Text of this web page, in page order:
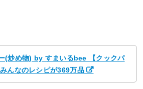
(炒め物) by すまいるbee 【クックパ
んなのレシピが369万品